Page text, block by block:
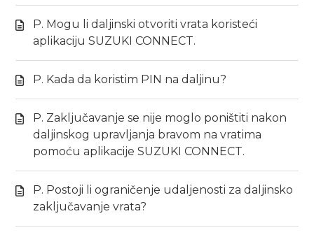
P. Mogu li daljinski otvoriti vrata koristeći
aplikaciju SUZUKI CONNECT.
P. Kada da koristim PIN na daljinu?
P. Zaključavanje se nije moglo poništiti nakon
daljinskog upravljanja bravom na vratima
pomoću aplikacije SUZUKI CONNECT.
P. Postoji li ograničenje udaljenosti za daljinsko
zaključavanje vrata?